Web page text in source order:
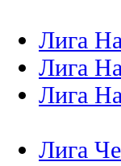
Лига
Лига
Лига
Лига